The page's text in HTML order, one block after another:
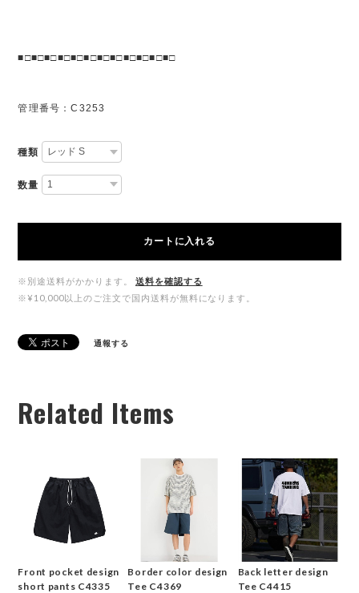
■□■□■□■□■□■□■□■□■□■□■□■□
管理番号：C3253
種類
数量
カートに入れる
※別途送料がかかります。
送料を確認する
※¥10,000以上のご注文で国内送料が無料になります。
通報する
Related Items
Front pocket design
short pants C4335
Border color design
Tee C4369
Back letter design
Tee C4415